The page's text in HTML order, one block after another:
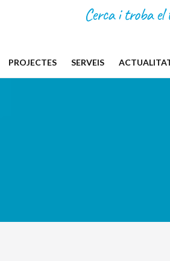
Cerca i troba el
PROJECTES SERVEIS